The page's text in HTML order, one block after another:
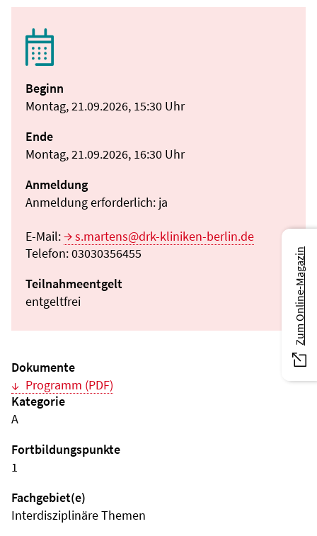
Beginn
Montag, 21.09.2026, 15:30 Uhr
Ende
Montag, 21.09.2026, 16:30 Uhr
Anmeldung
Anmeldung erforderlich: ja
E-Mail:
s.martens@drk-kliniken-berlin.de
Telefon: 03030356455
Teilnahmeentgelt
entgeltfrei
Dokumente
Programm (PDF)
Kategorie
A
Fortbildungspunkte
1
Fachgebiet(e)
Interdisziplinäre Themen
Zum Online-Magazin